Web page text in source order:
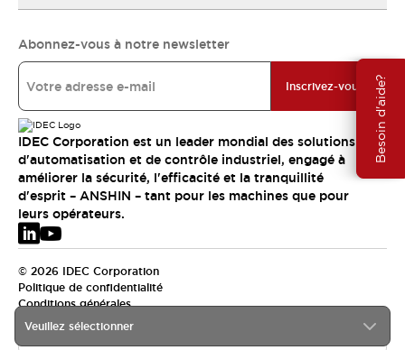
Besoin d'aide?
Veuillez sélectionner
Abonnez-vous à notre newsletter
Inscrivez-vous
IDEC Corporation est un leader mondial des solutions
d'automatisation et de contrôle industriel, engagé à
améliorer la sécurité, l'efficacité et la tranquillité
d'esprit – ANSHIN – tant pour les machines que pour
leurs opérateurs.
© 2026 IDEC Corporation
Politique de confidentialité
Conditions générales
EMEA